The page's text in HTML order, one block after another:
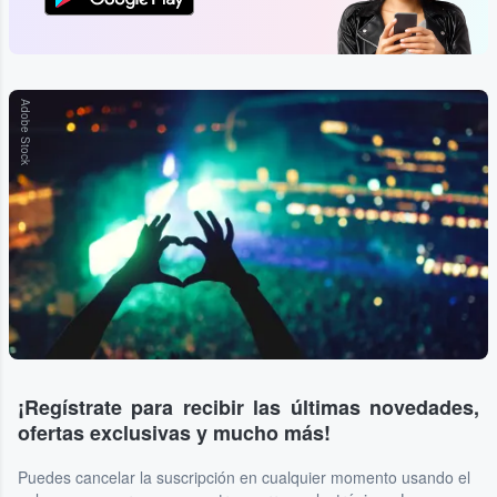
Adobe Stock
¡Regístrate para recibir las últimas novedades,
ofertas exclusivas y mucho más!
Puedes cancelar la suscripción en cualquier momento usando el